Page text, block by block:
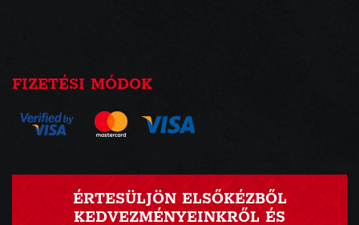
FIZETÉSI MÓDOK
ÉRTESÜLJÖN ELSŐKÉZBŐL
KEDVEZMÉNYEINKRŐL ÉS